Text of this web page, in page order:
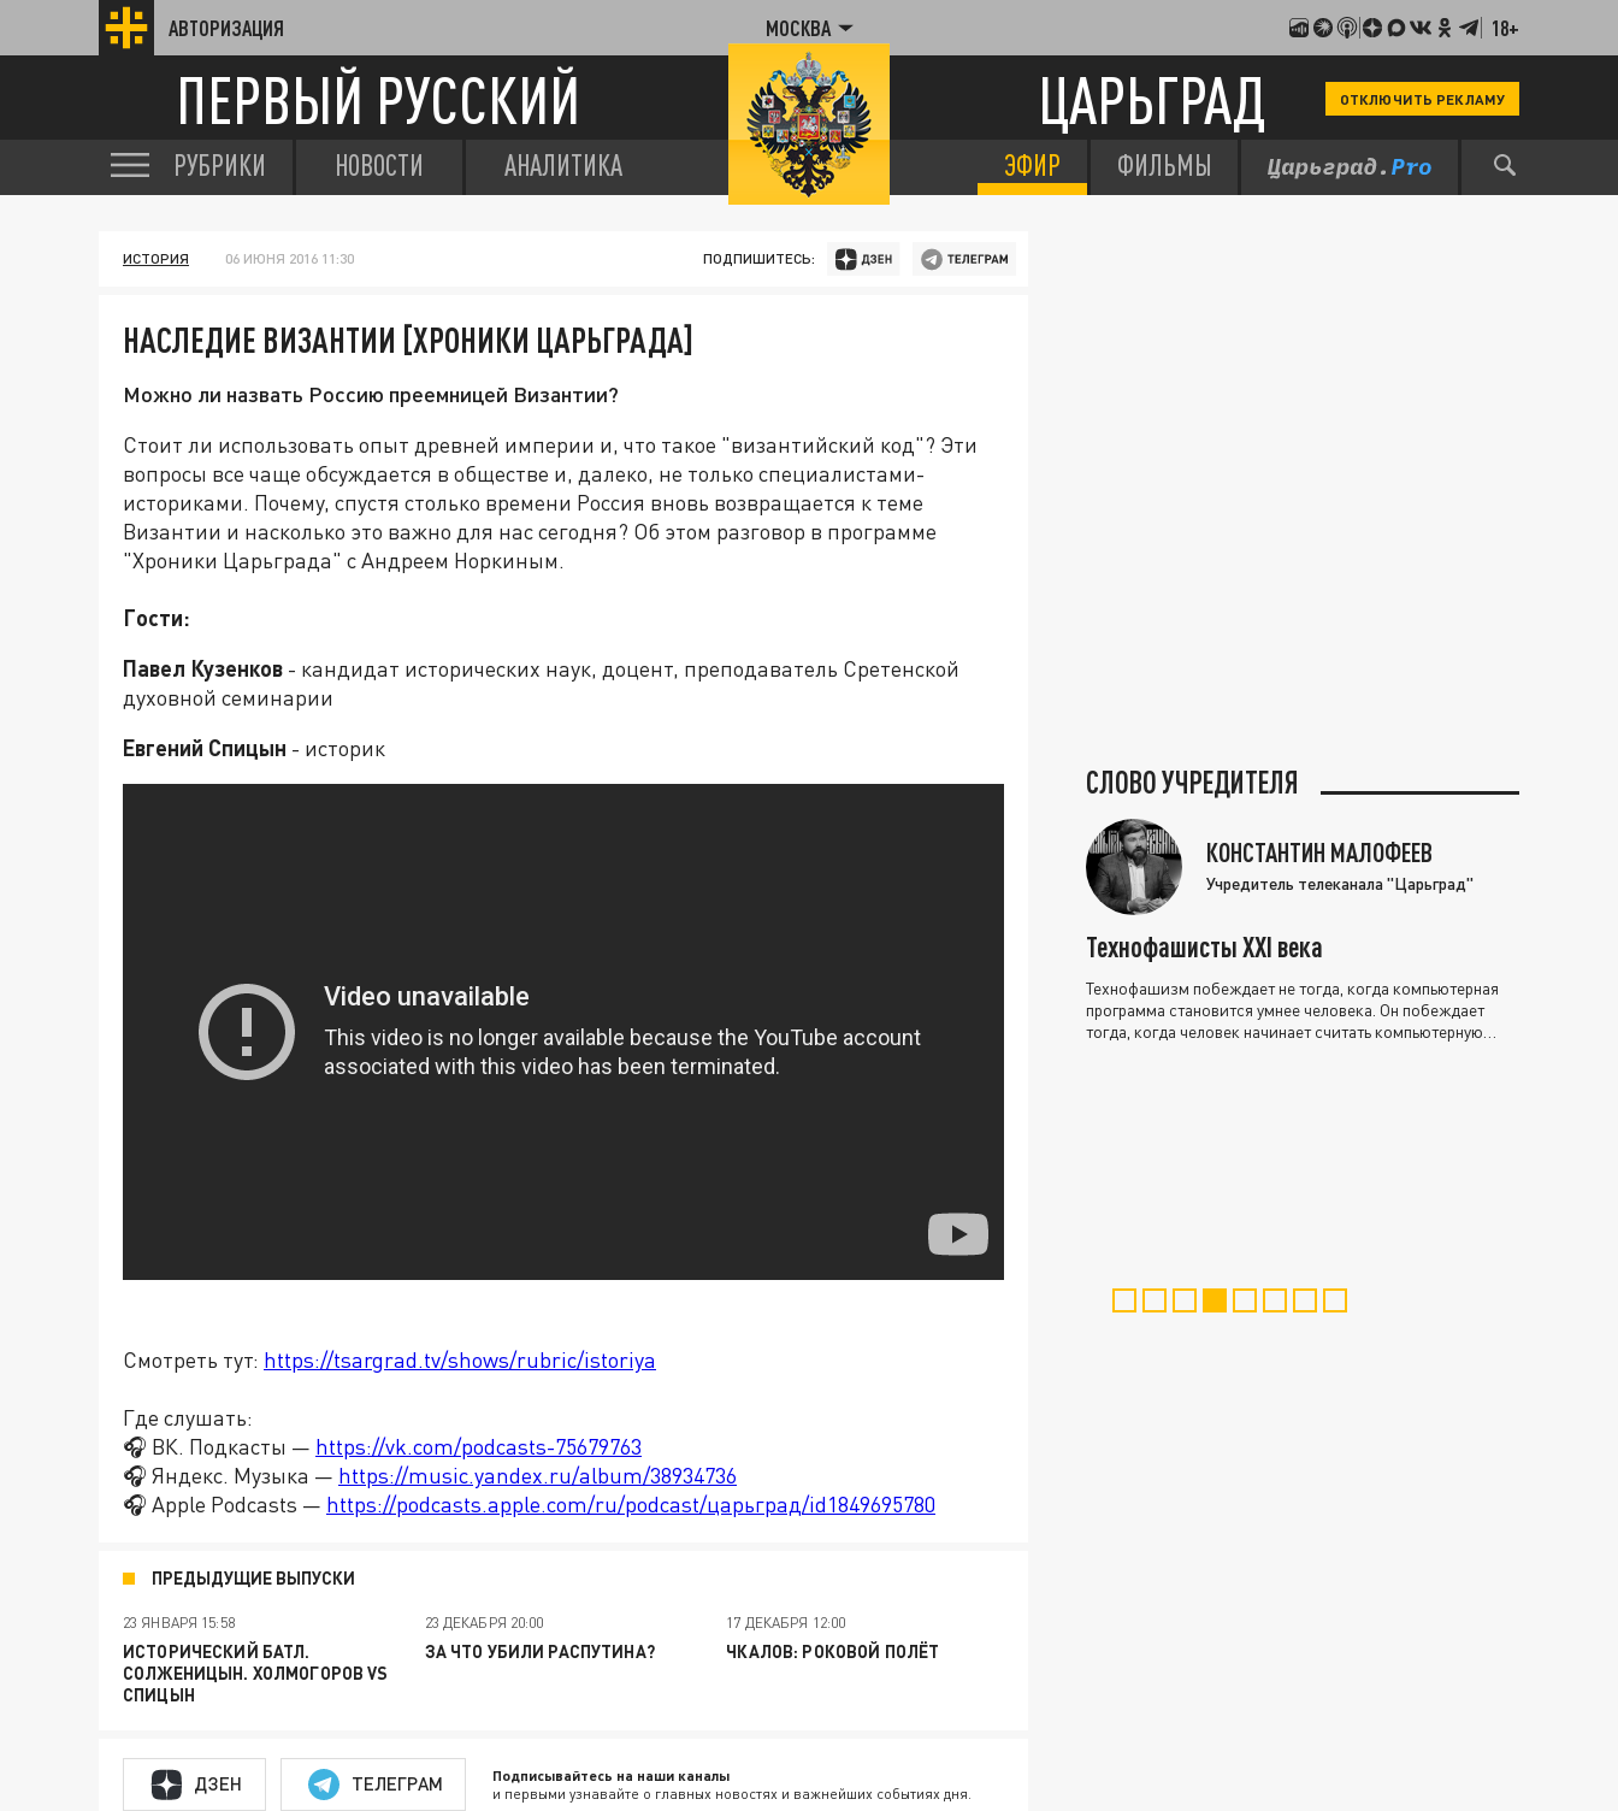
АВТОРИЗАЦИЯ МОСКВА 18+
ПЕРВЫЙ РУССКИЙ ЦАРЬГРАД ОТКЛЮЧИТЬ РЕКЛАМУ
РУБРИКИ НОВОСТИ АНАЛИТИКА ЭФИР ФИЛЬМЫ
ИСТОРИЯ 06 ИЮНЯ 2016 11:30 ПОДПИШИТЕСЬ:
НАСЛЕДИЕ ВИЗАНТИИ [ХРОНИКИ ЦАРЬГРАДА]
Можно ли назвать Россию преемницей Византии?
Стоит ли использовать опыт древней империи и, что такое "византийский код"? Эти
вопросы все чаще обсуждается в обществе и, далеко, не только специалистами-
историками. Почему, спустя столько времени Россия вновь возвращается к теме
Византии и насколько это важно для нас сегодня? Об этом разговор в программе
"Хроники Царьграда" с Андреем Норкиным.
Гости:
Павел Кузенков - кандидат исторических наук, доцент, преподаватель Сретенской
духовной семинарии
Евгений Спицын - историк
Смотреть тут: https://tsargrad.tv/shows/rubric/istoriya
Где слушать:
🎧 ВК. Подкасты — https://vk.com/podcasts-75679763
🎧 Яндекс. Музыка — https://music.yandex.ru/album/38934736
🎧 Apple Podcasts — https://podcasts.apple.com/ru/podcast/царьград/id1849695780
ПРЕДЫДУЩИЕ ВЫПУСКИ
23 ЯНВАРЯ 15:58
ИСТОРИЧЕСКИЙ БАТЛ.
СОЛЖЕНИЦЫН. ХОЛМОГОРОВ VS
СПИЦЫН
23 ДЕКАБРЯ 20:00
ЗА ЧТО УБИЛИ РАСПУТИНА?
17 ДЕКАБРЯ 12:00
ЧКАЛОВ: РОКОВОЙ ПОЛЁТ
ДЗЕН ТЕЛЕГРАМ Подписывайтесь на наши каналы
и первыми узнавайте о главных новостях и важнейших событиях дня.
СЛОВО УЧРЕДИТЕЛЯ
КОНСТАНТИН МАЛОФЕЕВ
Учредитель телеканала "Царьград"
Технофашисты XXI века
Технофашизм побеждает не тогда, когда компьютерная
программа становится умнее человека. Он побеждает
тогда, когда человек начинает считать компьютерную